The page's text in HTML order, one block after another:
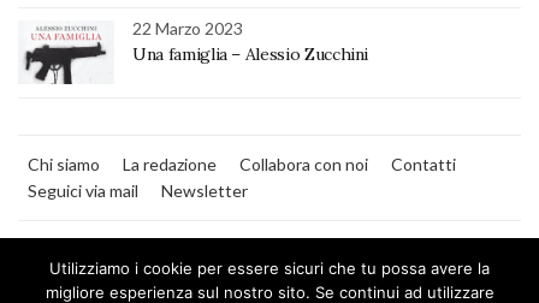
22 Marzo 2023
Una famiglia – Alessio Zucchini
Chi siamo La redazione Collabora con noi
Contatti
Seguici via mail
Newsletter
Utilizziamo i cookie per essere sicuri che tu possa avere la
migliore esperienza sul nostro sito. Se continui ad utilizzare